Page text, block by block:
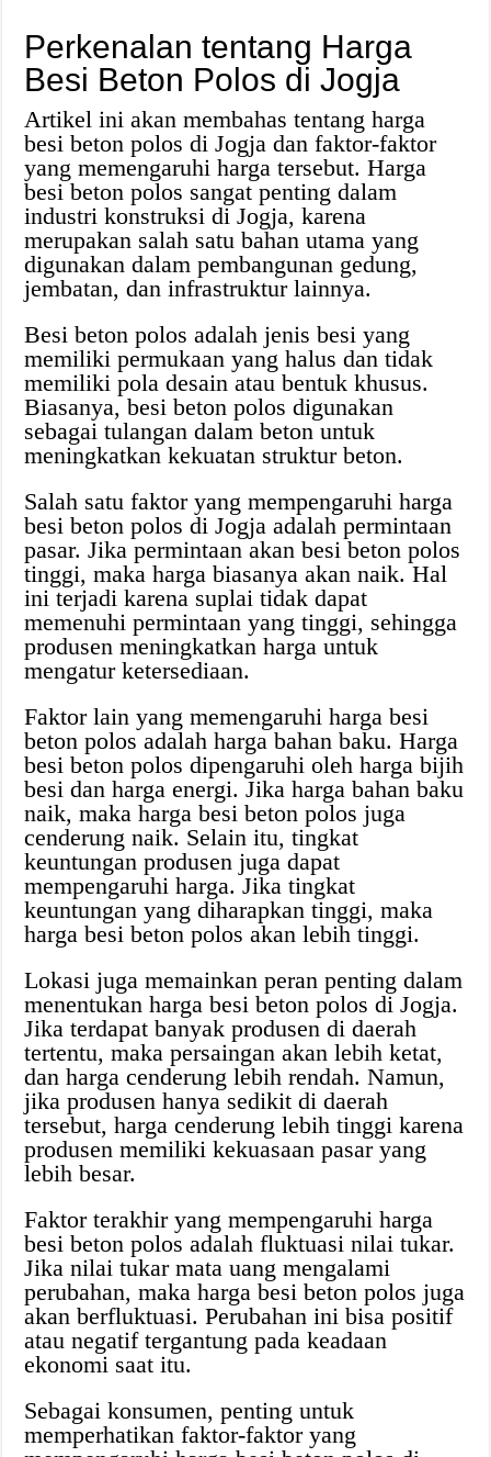
Perkenalan tentang Harga
Besi Beton Polos di Jogja
Artikel ini akan membahas tentang harga
besi beton polos di Jogja dan faktor-faktor
yang memengaruhi harga tersebut. Harga
besi beton polos sangat penting dalam
industri konstruksi di Jogja, karena
merupakan salah satu bahan utama yang
digunakan dalam pembangunan gedung,
jembatan, dan infrastruktur lainnya.
Besi beton polos adalah jenis besi yang
memiliki permukaan yang halus dan tidak
memiliki pola desain atau bentuk khusus.
Biasanya, besi beton polos digunakan
sebagai tulangan dalam beton untuk
meningkatkan kekuatan struktur beton.
Salah satu faktor yang mempengaruhi harga
besi beton polos di Jogja adalah permintaan
pasar. Jika permintaan akan besi beton polos
tinggi, maka harga biasanya akan naik. Hal
ini terjadi karena suplai tidak dapat
memenuhi permintaan yang tinggi, sehingga
produsen meningkatkan harga untuk
mengatur ketersediaan.
Faktor lain yang memengaruhi harga besi
beton polos adalah harga bahan baku. Harga
besi beton polos dipengaruhi oleh harga bijih
besi dan harga energi. Jika harga bahan baku
naik, maka harga besi beton polos juga
cenderung naik. Selain itu, tingkat
keuntungan produsen juga dapat
mempengaruhi harga. Jika tingkat
keuntungan yang diharapkan tinggi, maka
harga besi beton polos akan lebih tinggi.
Lokasi juga memainkan peran penting dalam
menentukan harga besi beton polos di Jogja.
Jika terdapat banyak produsen di daerah
tertentu, maka persaingan akan lebih ketat,
dan harga cenderung lebih rendah. Namun,
jika produsen hanya sedikit di daerah
tersebut, harga cenderung lebih tinggi karena
produsen memiliki kekuasaan pasar yang
lebih besar.
Faktor terakhir yang mempengaruhi harga
besi beton polos adalah fluktuasi nilai tukar.
Jika nilai tukar mata uang mengalami
perubahan, maka harga besi beton polos juga
akan berfluktuasi. Perubahan ini bisa positif
atau negatif tergantung pada keadaan
ekonomi saat itu.
Sebagai konsumen, penting untuk
memperhatikan faktor-faktor yang